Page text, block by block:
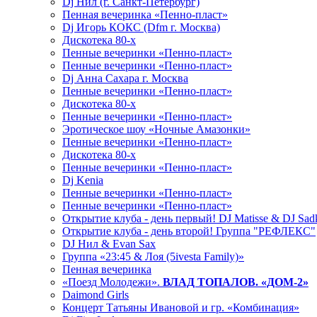
Пенная вечеринка «Пенно-пласт»
Dj Игорь КОКС (Dfm г. Москва)
Дискотека 80-х
Пенные вечеринки «Пенно-пласт»
Пенные вечеринки «Пенно-пласт»
Dj Анна Сахара г. Москва
Пенные вечеринки «Пенно-пласт»
Дискотека 80-х
Пенные вечеринки «Пенно-пласт»
Эротическое шоу «Ночные Амазонки»
Пенные вечеринки «Пенно-пласт»
Дискотека 80-х
Пенные вечеринки «Пенно-пласт»
Dj Kenia
Пенные вечеринки «Пенно-пласт»
Пенные вечеринки «Пенно-пласт»
Открытие клуба - день первый! DJ Matisse & DJ
Открытие клуба - день второй! Группа "РЕФЛЕКС"
DJ Нил & Evan Sax
Группа «23:45 & Лоя (5ivesta Family)»
Пенная вечеринка
«Поезд Молодежи». ВЛАД ТОПАЛОВ. «ДОМ-2»
Daimond Girls
Концерт Татьяны Ивановой и гр. «Комбинация»